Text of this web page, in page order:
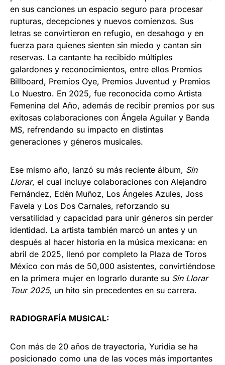
en sus canciones un espacio seguro para procesar
rupturas, decepciones y nuevos comienzos. Sus
letras se convirtieron en refugio, en desahogo y en
fuerza para quienes sienten sin miedo y cantan sin
reservas. La cantante ha recibido múltiples
galardones y reconocimientos, entre ellos Premios
Billboard, Premios Oye, Premios Juventud y Premios
Lo Nuestro. En 2025, fue reconocida como Artista
Femenina del Año, además de recibir premios por sus
exitosas colaboraciones con Ángela Aguilar y Banda
MS, refrendando su impacto en distintas
generaciones y géneros musicales.
Ese mismo año, lanzó su más reciente álbum, Sin
Llorar, el cual incluye colaboraciones con Alejandro
Fernández, Edén Muñoz, Los Ángeles Azules, Joss
Favela y Los Dos Carnales, reforzando su
versatilidad y capacidad para unir géneros sin perder
identidad. La artista también marcó un antes y un
después al hacer historia en la música mexicana: en
abril de 2025, llenó por completo la Plaza de Toros
México con más de 50,000 asistentes, convirtiéndose
en la primera mujer en lograrlo durante su Sin Llorar
Tour 2025, un hito sin precedentes en su carrera.
RADIOGRAFÍA MUSICAL:
Con más de 20 años de trayectoria, Yuridia se ha
posicionado como una de las voces más importantes